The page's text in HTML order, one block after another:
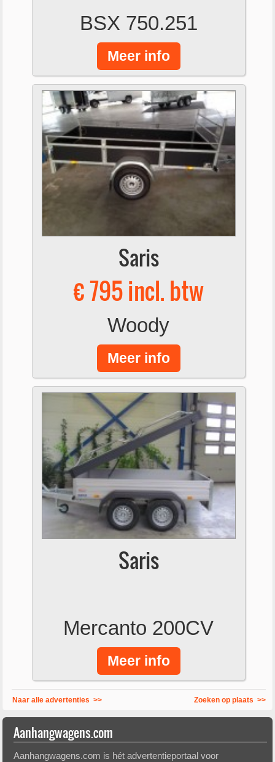
BSX 750.251
Meer info
Saris
€ 795 incl. btw
Woody
Meer info
Saris
Mercanto 200CV
Meer info
Naar alle advertenties >> Zoeken op plaats >>
Aanhangwagens.com
Aanhangwagens.com is hét advertentieportaal voor